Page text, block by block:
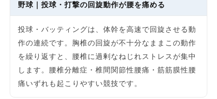
野球｜投球・打撃の回旋動作が腰を痛める
投球・バッティングは、体幹を高速で回旋させる動
作の連続です。胸椎の回旋が不十分なままこの動作
を繰り返すと、腰椎に過剰なねじれストレスが集中
します。腰椎分離症・椎間関節性腰痛・筋筋膜性腰
痛いずれも起こりやすい競技です。